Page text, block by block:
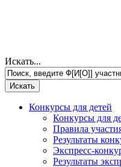
Искать...
Конкурсы для детей
Конкурсы для
Правила
Результаты
Экспресс-
Результаты